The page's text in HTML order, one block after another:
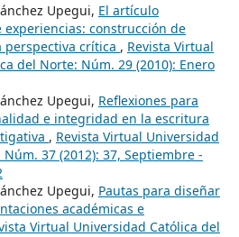
Upegui, El artículo
experiencias: construcción de
perspectiva crítica , Revista Virtual
del Norte: Núm. 29 (2010): Enero
Upegui, Reflexiones para
e integridad en la escritura
, Revista Virtual Universidad
37 (2012): 37, Septiembre -
Upegui, Pautas para diseñar
académicas e
Virtual Universidad Católica del